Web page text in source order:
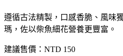
遵循古法精製，口感香脆、風味
瑪，佐以柴魚細花營養更豐富。
建議售價： NTD 150